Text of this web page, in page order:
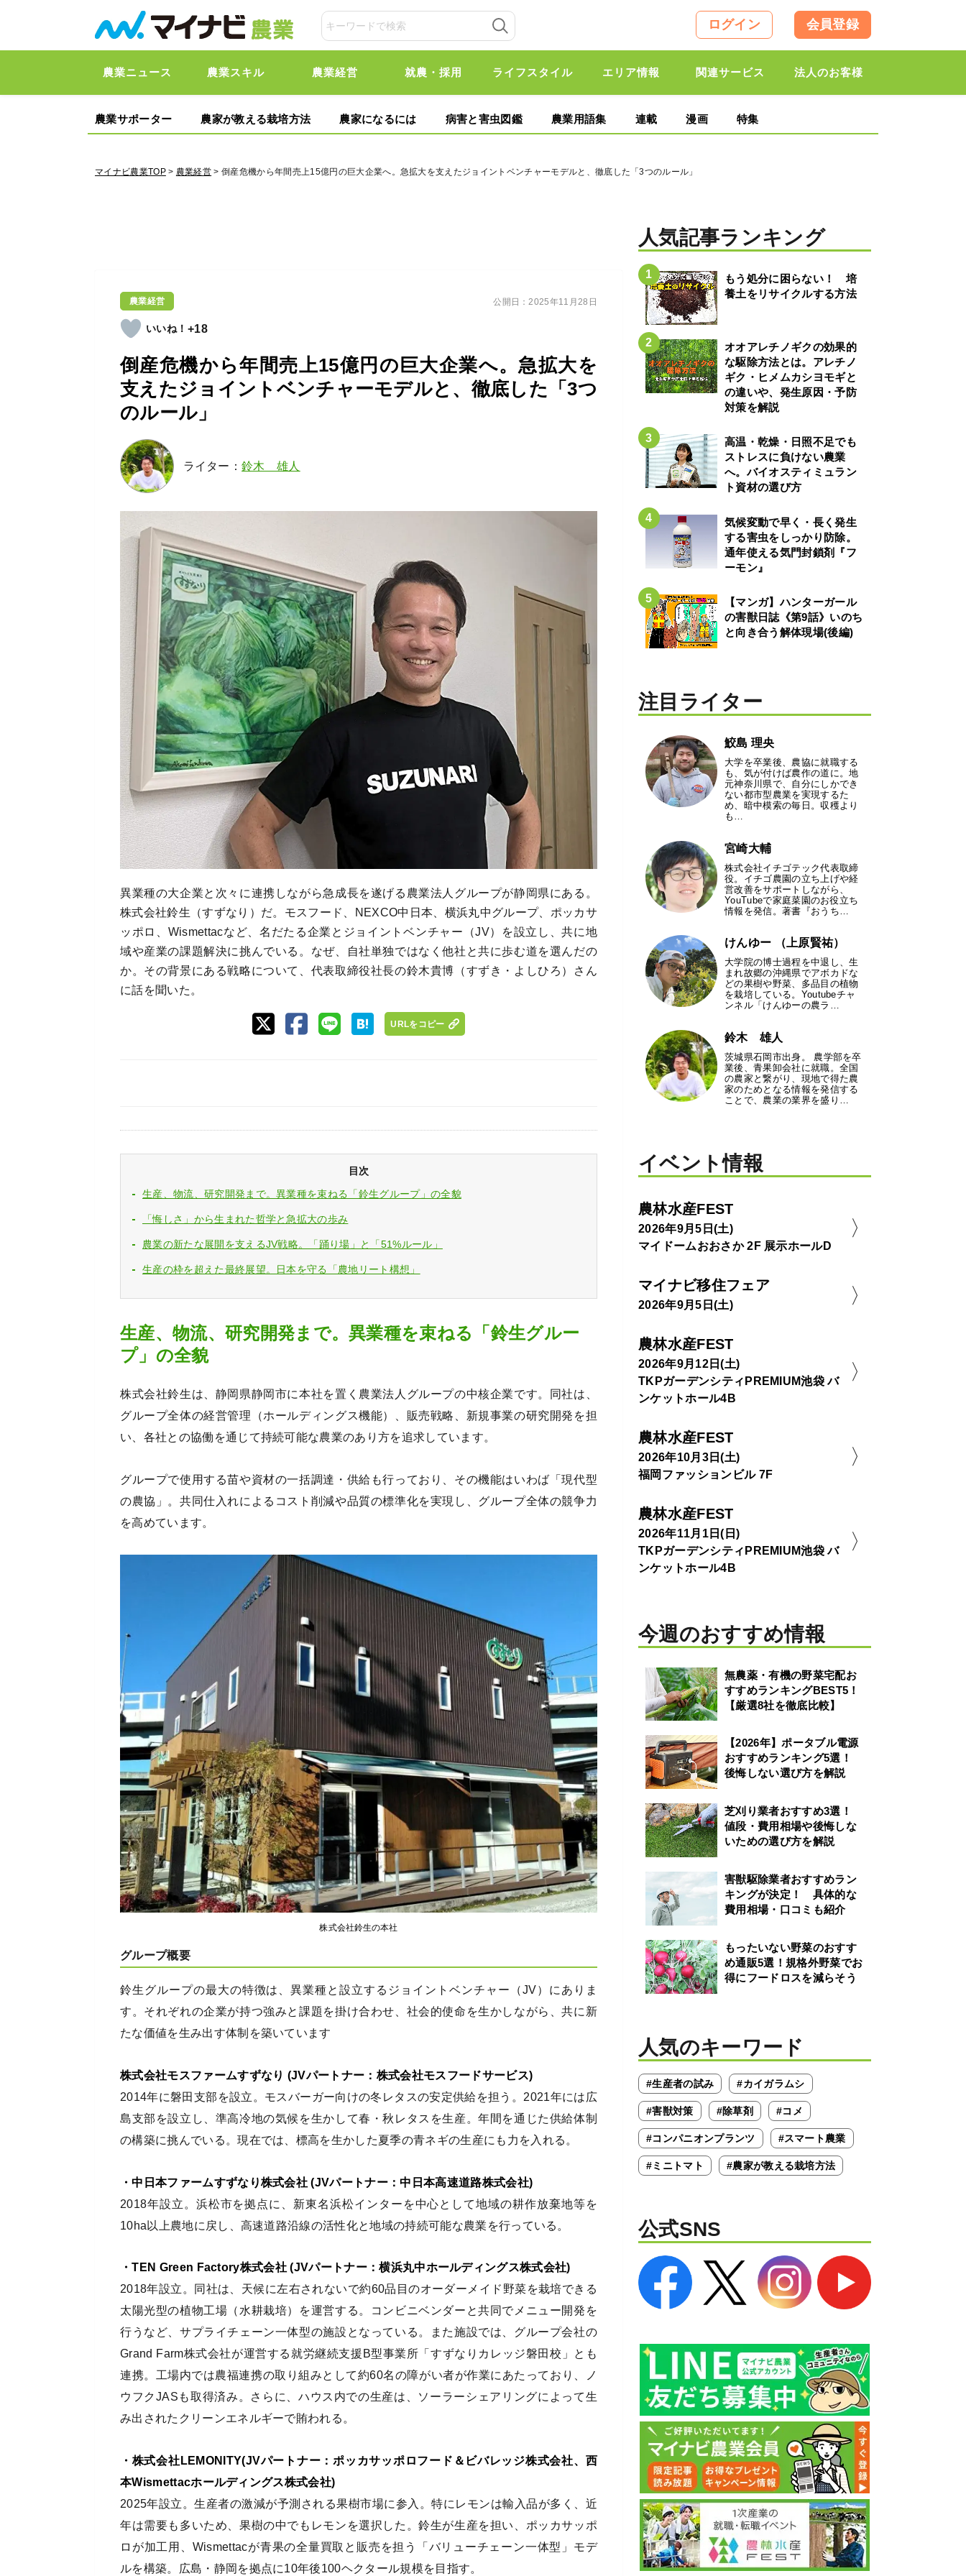
ログイン 会員登録
農業ニュース 農業スキル 農業経営 就農・採用 ライフスタイル エリア情報 関連サービス 法人のお客様
農業サポーター 農家が教える栽培方法 農家になるには 病害と害虫図鑑 農業用語集 連載 漫画 特集
マイナビ農業TOP> 農業経営 > 倒産危機から年間売上15億円の巨大企業へ。急拡大を支えたジョイントベンチャーモデルと、徹底した「3つのルール」
農業経営
+18
倒産危機から年間売上15億円の巨大企業へ。急拡大を
支えたジョイントベンチャーモデルと、徹底した「3つ
のルール」
ライター：鈴木 雄人
公開日：2025年11月28日
異業種の大企業と次々に連携しながら急成長を遂げる農業法人グループが静岡県にある。
株式会社鈴生（すずなり）だ。モスフード、NEXCO中日本、横浜丸中グループ、ポッカサ
ッポロ、Wismettacなど、名だたる企業とジョイントベンチャー（JV）を設立し、共に地
域や産業の課題解決に挑んでいる。なぜ、自社単独ではなく他社と共に歩む道を選んだの
か。その背景にある戦略について、代表取締役社長の鈴木貴博（すずき・よしひろ）さん
に話を聞いた。
URLをコピー
目次
生産、物流、研究開発まで。異業種を束ねる「鈴生グループ」の全貌
「悔しさ」から生まれた哲学と急拡大の歩み
農業の新たな展開を支えるJV戦略。「踊り場」と「51%ルール」
生産の枠を超えた最終展望。日本を守る「農地リート構想」
生産、物流、研究開発まで。異業種を束ねる「鈴生グルー
プ」の全貌
株式会社鈴生は、静岡県静岡市に本社を置く農業法人グループの中核企業です。同社は、
グループ全体の経営管理（ホールディングス機能）、販売戦略、新規事業の研究開発を担
い、各社との協働を通じて持続可能な農業のあり方を追求しています。
グループで使用する苗や資材の一括調達・供給も行っており、その機能はいわば「現代型
の農協」。共同仕入れによるコスト削減や品質の標準化を実現し、グループ全体の競争力
を高めています。
株式会社鈴生の本社
グループ概要
鈴生グループの最大の特徴は、異業種と設立するジョイントベンチャー（JV）にありま
す。それぞれの企業が持つ強みと課題を掛け合わせ、社会的使命を生かしながら、共に新
たな価値を生み出す体制を築いています
株式会社モスファームすずなり (JVパートナー：株式会社モスフードサービス)
2014年に磐田支部を設立。モスバーガー向けの冬レタスの安定供給を担う。2021年には広
島支部を設立し、準高冷地の気候を生かして春・秋レタスを生産。年間を通じた供給体制
の構築に挑んでいる。現在では、標高を生かした夏季の青ネギの生産にも力を入れる。
・中日本ファームすずなり株式会社 (JVパートナー：中日本高速道路株式会社)
2018年設立。浜松市を拠点に、新東名浜松インターを中心として地域の耕作放棄地等を
10ha以上農地に戻し、高速道路沿線の活性化と地域の持続可能な農業を行っている。
・TEN Green Factory株式会社 (JVパートナー：横浜丸中ホールディングス株式会社)
2018年設立。同社は、天候に左右されないで約60品目のオーダーメイド野菜を栽培できる
太陽光型の植物工場（水耕栽培）を運営する。コンビニベンダーと共同でメニュー開発を
行うなど、サプライチェーン一体型の施設となっている。また施設では、グループ会社の
Grand Farm株式会社が運営する就労継続支援B型事業所「すずなりカレッジ磐田校」とも
連携。工場内では農福連携の取り組みとして約60名の障がい者が作業にあたっており、ノ
ウフクJASも取得済み。さらに、ハウス内での生産は、ソーラーシェアリングによって生
み出されたクリーンエネルギーで賄われる。
・株式会社LEMONITY(JVパートナー：ポッカサッポロフード＆ビバレッジ株式会社、西
本Wismettacホールディングス株式会社)
2025年設立。生産者の激減が予測される果樹市場に参入。特にレモンは輸入品が多く、近
年は需要も多いため、果樹の中でもレモンを選択した。鈴生が生産を担い、ポッカサッポ
ロが加工用、Wismettacが青果の全量買取と販売を担う「バリューチェーン一体型」モデ
ルを構築。広島・静岡を拠点に10年後100ヘクタール規模を目指す。
人気記事ランキング
もう処分に困らない！ 培
養土をリサイクルする方法
オオアレチノギクの効果的
な駆除方法とは。アレチノ
ギク・ヒメムカシヨモギと
の違いや、発生原因・予防
対策を解説
高温・乾燥・日照不足でも
ストレスに負けない農業
へ。バイオスティミュラン
ト資材の選び方
気候変動で早く・長く発生
する害虫をしっかり防除。
通年使える気門封鎖剤『フ
ーモン』
【マンガ】ハンターガール
の害獣日誌《第9話》いのち
と向き合う解体現場(後編)
注目ライター
鮫島 理央
大学を卒業後、農協に就職する
も、気が付けば農作の道に。地
元神奈川県で、自分にしかでき
ない都市型農業を実現するた
め、暗中模索の毎日。収穫より
も…
宮崎大輔
株式会社イチゴテック代表取締
役。イチゴ農園の立ち上げや経
営改善をサポートしながら、
YouTubeで家庭菜園のお役立ち
情報を発信。著書『おうち…
けんゆー （上原賢祐）
大学院の博士過程を中退し、生
まれ故郷の沖縄県でアボカドな
どの果樹や野菜、多品目の植物
を栽培している。Youtubeチャ
ンネル「けんゆーの農ラ…
鈴木 雄人
茨城県石岡市出身。 農学部を卒
業後、青果卸会社に就職。全国
の農家と繋がり、現地で得た農
家のためとなる情報を発信する
ことで、農業の業界を盛り…
イベント情報
農林水産FEST
2026年9月5日(土)
マイドームおおさか 2F 展示ホールD
マイナビ移住フェア
2026年9月5日(土)
農林水産FEST
2026年9月12日(土)
TKPガーデンシティPREMIUM池袋 バ
ンケットホール4B
農林水産FEST
2026年10月3日(土)
福岡ファッションビル 7F
農林水産FEST
2026年11月1日(日)
TKPガーデンシティPREMIUM池袋 バ
ンケットホール4B
今週のおすすめ情報
無農薬・有機の野菜宅配お
すすめランキングBEST5！
【厳選8社を徹底比較】
【2026年】ポータブル電源
おすすめランキング5選！
後悔しない選び方を解説
芝刈り業者おすすめ3選！
値段・費用相場や後悔しな
いための選び方を解説
害獣駆除業者おすすめラン
キングが決定！ 具体的な
費用相場・口コミも紹介
もったいない野菜のおすす
め通販5選！規格外野菜でお
得にフードロスを減らそう
人気のキーワード
#生産者の試み #カイガラムシ
#害獣対策 #除草剤 #コメ
#コンパニオンプランツ #スマート農業
#ミニトマト #農家が教える栽培方法
公式SNS